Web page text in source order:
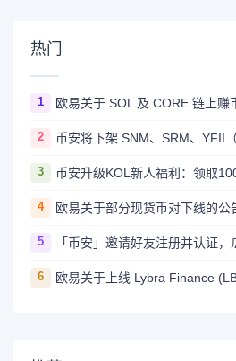
热门
1 欧易关于 SOL 及 CORE 链上赚
2 币安将下架 SNM、SRM、YFII
3 币安升级KOL新人福利：领取
4 欧易关于部分现货币对下线的公
5 「币安」邀请好友注册并认证，
6 欧易关于上线 Lybra Finance